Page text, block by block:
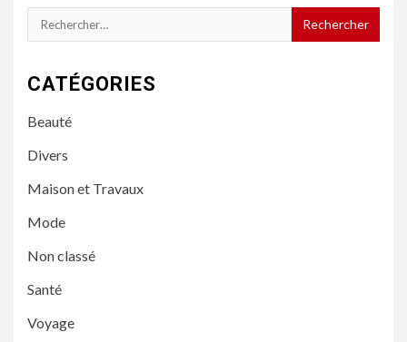
Rechercher :
CATÉGORIES
Beauté
Divers
Maison et Travaux
Mode
Non classé
Santé
Voyage